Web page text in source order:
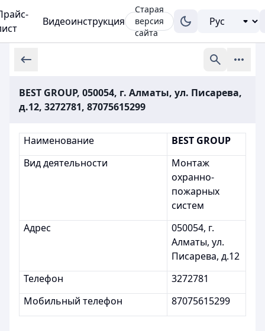
Видеоинструкция
Старая
версия
сайта
BEST GROUP, 050054, г. Алматы, ул. Писарева,
д.12, 3272781, 87075615299
Наименование
BEST GROUP
Вид деятельности
Монтаж
охранно-
пожарных
систем
Адрес
050054, г.
Алматы, ул.
Писарева, д.12
Телефон
3272781
Мобильный телефон
87075615299